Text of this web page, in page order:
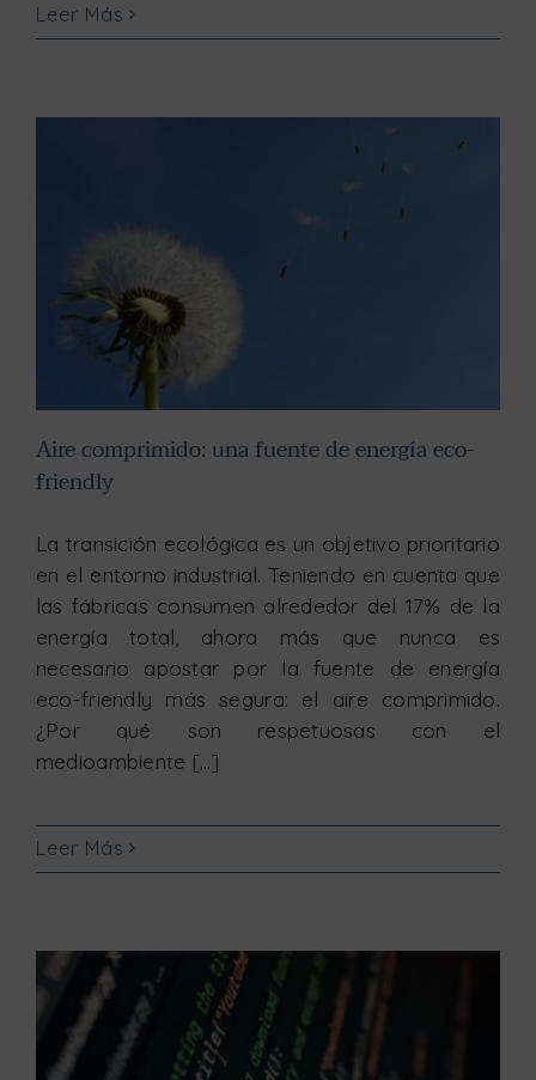
Leer Más
Aire comprimido: una fuente de energía eco-
friendly
La transición ecológica es un objetivo prioritario
en el entorno industrial. Teniendo en cuenta que
las fábricas consumen alrededor del 17% de la
energía total, ahora más que nunca es
necesario apostar por la fuente de energía
eco-friendly más segura: el aire comprimido.
¿Por qué son respetuosas con el
medioambiente [...]
Leer Más